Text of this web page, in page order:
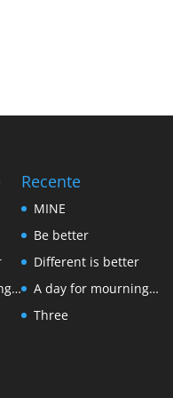
Recente
MINE
Be better
Different is better
A day for mourning…
Three